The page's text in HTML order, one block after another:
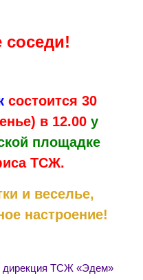
состоится 30
в 12.00 у
площадке
ТСЖ.
и веселье,
настроение!
ТСЖ «Эдем»